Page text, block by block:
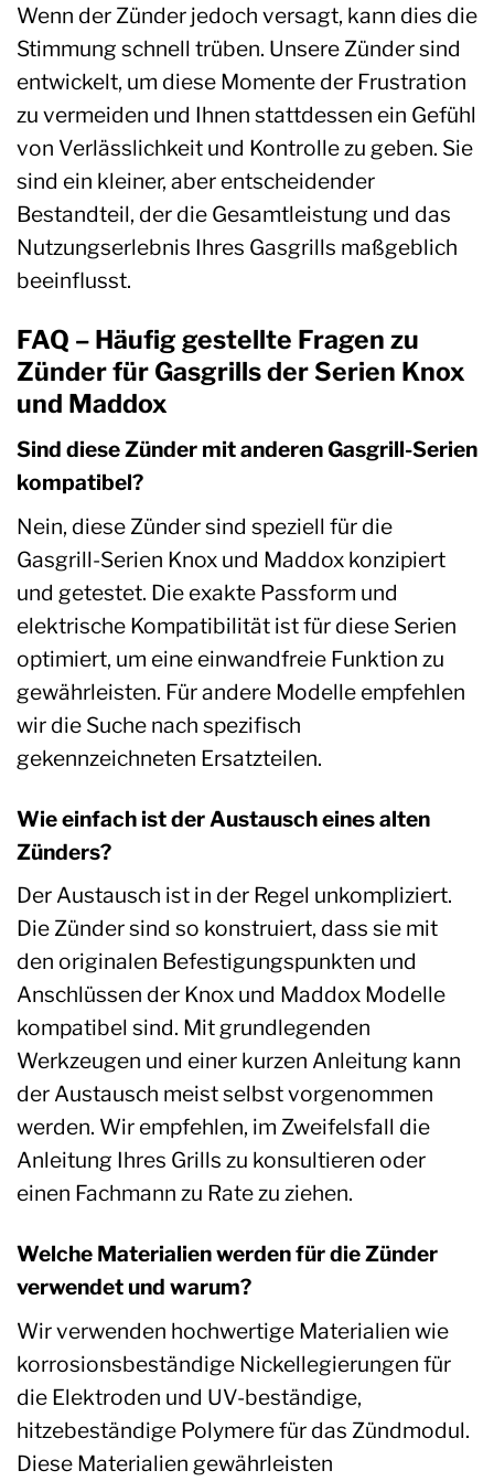
Wenn der Zünder jedoch versagt, kann dies die
Stimmung schnell trüben. Unsere Zünder sind
entwickelt, um diese Momente der Frustration
zu vermeiden und Ihnen stattdessen ein Gefühl
von Verlässlichkeit und Kontrolle zu geben. Sie
sind ein kleiner, aber entscheidender
Bestandteil, der die Gesamtleistung und das
Nutzungserlebnis Ihres Gasgrills maßgeblich
beeinflusst.
FAQ – Häufig gestellte Fragen zu
Zünder für Gasgrills der Serien Knox
und Maddox
Sind diese Zünder mit anderen Gasgrill-Serien
kompatibel?
Nein, diese Zünder sind speziell für die
Gasgrill-Serien Knox und Maddox konzipiert
und getestet. Die exakte Passform und
elektrische Kompatibilität ist für diese Serien
optimiert, um eine einwandfreie Funktion zu
gewährleisten. Für andere Modelle empfehlen
wir die Suche nach spezifisch
gekennzeichneten Ersatzteilen.
Wie einfach ist der Austausch eines alten
Zünders?
Der Austausch ist in der Regel unkompliziert.
Die Zünder sind so konstruiert, dass sie mit
den originalen Befestigungspunkten und
Anschlüssen der Knox und Maddox Modelle
kompatibel sind. Mit grundlegenden
Werkzeugen und einer kurzen Anleitung kann
der Austausch meist selbst vorgenommen
werden. Wir empfehlen, im Zweifelsfall die
Anleitung Ihres Grills zu konsultieren oder
einen Fachmann zu Rate zu ziehen.
Welche Materialien werden für die Zünder
verwendet und warum?
Wir verwenden hochwertige Materialien wie
korrosionsbeständige Nickellegierungen für
die Elektroden und UV-beständige,
hitzebeständige Polymere für das Zündmodul.
Diese Materialien gewährleisten